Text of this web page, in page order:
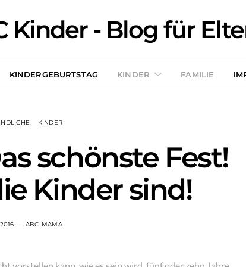
Kinder - Blog für
KINDERGEBURTSTAG KINDER FAMILIE
KINDER
schönste Fest!
Kinder sind!
ABC-MAMA